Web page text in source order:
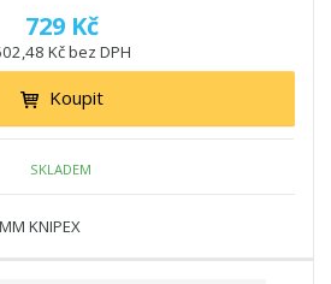
729 Kč
Kč bez DPH
Koupit
SKLADEM
KNIPEX